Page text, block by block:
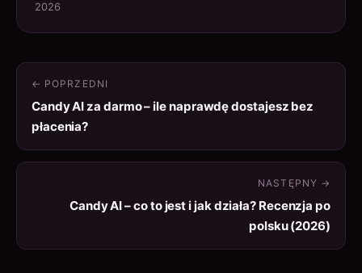
2026
← POPRZEDNI
Candy AI za darmo – ile naprawdę dostajesz bez
płacenia?
NASTĘPNY →
Candy AI – co to jest i jak działa? Recenzja po
polsku (2026)